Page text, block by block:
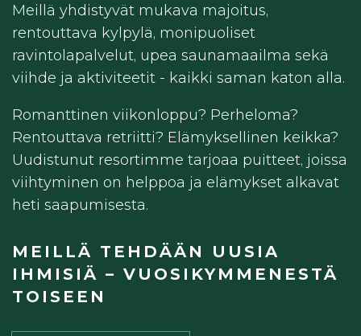
Meillä yhdistyvät mukava majoitus,
rentouttava kylpylä, monipuoliset
ravintolapalvelut, upea saunamaailma sekä
viihde ja aktiviteetit - kaikki saman katon alla.
Romanttinen viikonloppu? Perheloma?
Rentouttava retriitti? Elämyksellinen keikka?
Uudistunut resortimme tarjoaa puitteet, joissa
viihtyminen on helppoa ja elämykset alkavat
heti saapumisesta.
MEILLÄ TEHDÄÄN UUSIA
IHMISIÄ – VUOSI­KYMMENESTÄ
TOISEEN